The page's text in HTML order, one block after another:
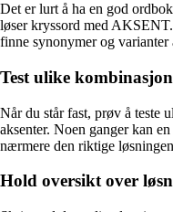
Det er lurt å ha en god
løser kryssord med
finne synonymer og varianter
Test ulike
Når du står fast, prøv å teste
aksenter. Noen ganger kan
nærmere den riktige
Hold oversikt over